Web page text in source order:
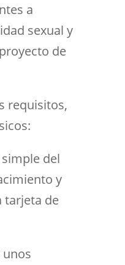
a
sexual y
de
requisitos,
del
y
tarjeta de
unos